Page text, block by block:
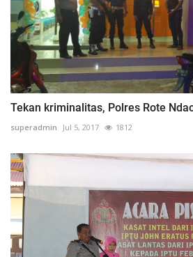
Tekan kriminalitas, Polres Rote
superadmin Jul 5, 2017 1812